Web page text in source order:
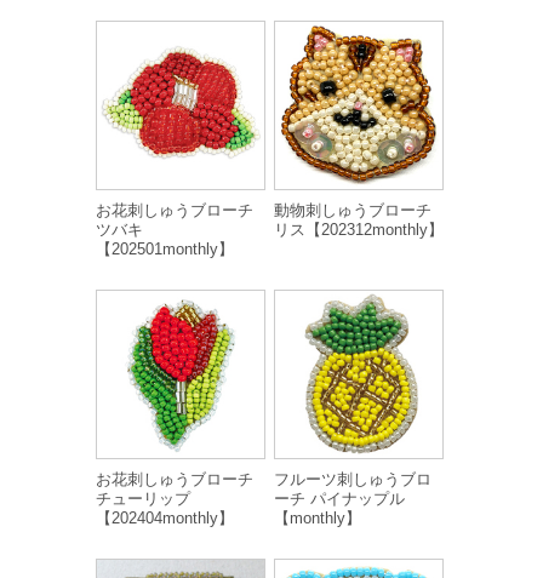
お花刺しゅうブローチ
ツバキ
【202501monthly】
動物刺しゅうブローチ
リス【202312monthly】
お花刺しゅうブローチ
チューリップ
【202404monthly】
フルーツ刺しゅうブロ
ーチ パイナップル
【monthly】